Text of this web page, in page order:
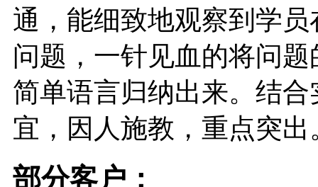
通，能细致地观察到学
问题，一针见血的将问
简单语言归纳出来。结
宜，因人施教，重点突出
部分客户：